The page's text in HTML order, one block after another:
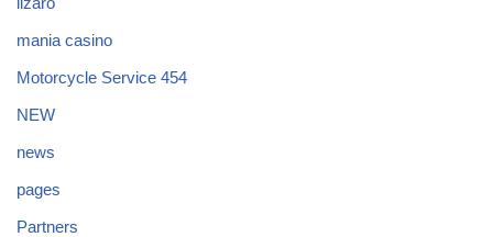
mania casino
Motorcycle Service 454
NEW
news
pages
Partners